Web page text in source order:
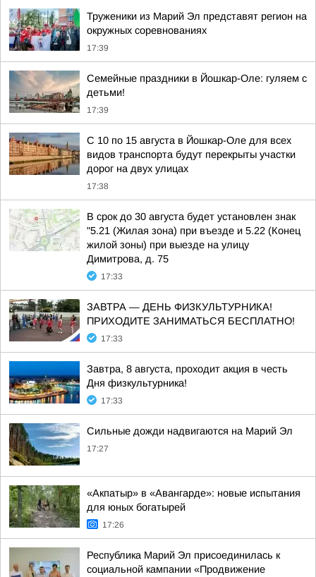
Труженики из Марий Эл представят регион на
окружных соревнованиях
17:39
Семейные праздники в Йошкар-Оле: гуляем с
детьми!
17:39
С 10 по 15 августа в Йошкар-Оле для всех
видов транспорта будут перекрыты участки
дорог на двух улицах
17:38
В срок до 30 августа будет установлен знак
"5.21 (Жилая зона) при въезде и 5.22 (Конец
жилой зоны) при выезде на улицу
Димитрова, д. 75
17:33
ЗАВТРА — ДЕНЬ ФИЗКУЛЬТУРНИКА!
ПРИХОДИТЕ ЗАНИМАТЬСЯ БЕСПЛАТНО!
17:33
Завтра, 8 августа, проходит акция в честь
Дня физкультурника!
17:33
Сильные дожди надвигаются на Марий Эл
17:27
«Акпатыр» в «Авангарде»: новые испытания
для юных богатырей
17:26
Республика Марий Эл присоединилась к
социальной кампании «Продвижение